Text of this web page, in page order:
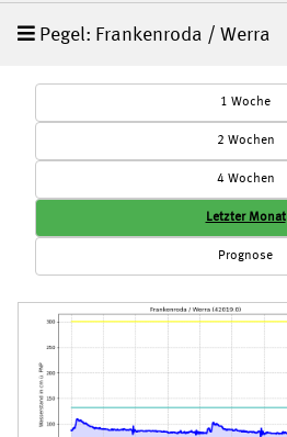
Pegel: Frankenroda / Werra
1 Woche
2 Wochen
4 Wochen
Letzter Monat
Prognose